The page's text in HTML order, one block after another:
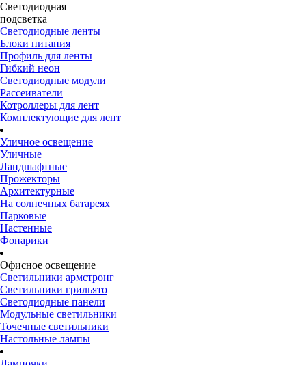
Светодиодная
подсветка
Светодиодные ленты
Блоки питания
Профиль для ленты
Гибкий неон
Светодиодные модули
Рассеиватели
Котроллеры для лент
Комплектующие для лент
Уличное освещение
Уличные
Ландшафтные
Прожекторы
Архитектурные
На солнечных батареях
Парковые
Настенные
Фонарики
Офисное освещение
Светильники армстронг
Светильники грильято
Светодиодные панели
Модульные светильники
Точечные светильники
Настольные лампы